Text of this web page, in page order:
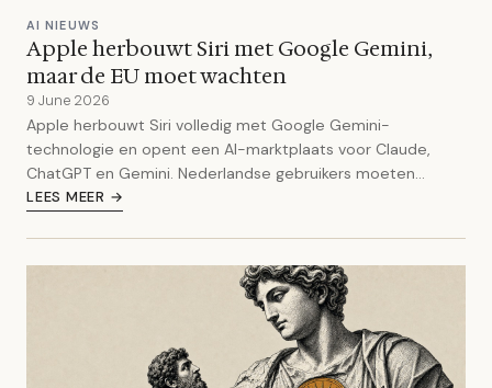
AI NIEUWS
Apple herbouwt Siri met Google Gemini,
maar de EU moet wachten
9 June 2026
Apple herbouwt Siri volledig met Google Gemini-
technologie en opent een AI-marktplaats voor Claude,
ChatGPT en Gemini. Nederlandse gebruikers moeten
wachten.
LEES MEER →